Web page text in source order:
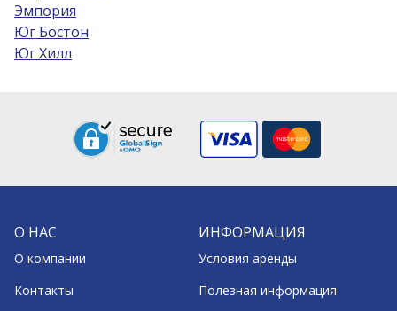
Эмпория
Юг Бостон
Юг Хилл
О НАС
О компании
Контакты
ИНФОРМАЦИЯ
Условия аренды
Полезная информация